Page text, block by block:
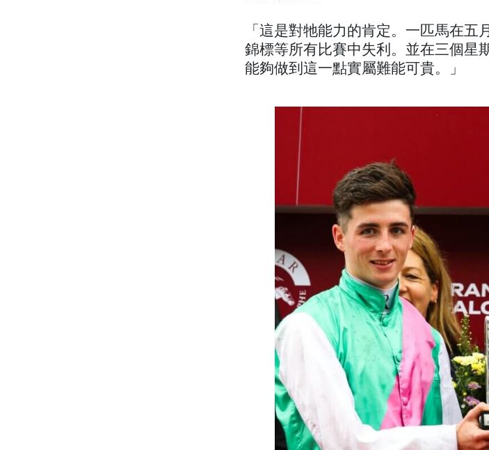
「這是對牠能力的肯定。一匹馬在五
錦標等所有比賽中失利。並在三個星
能夠做到這一點實屬難能可貴。」